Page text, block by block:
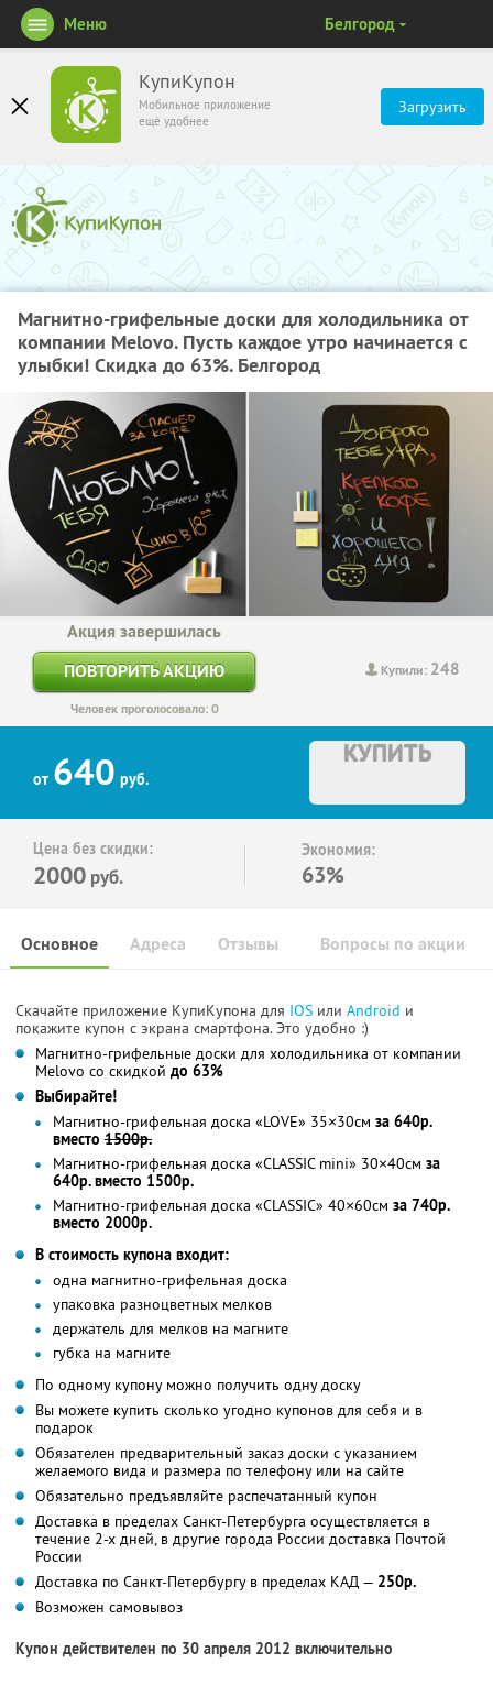
КупиКупон
Мобильное приложение
ещё удобнее
Загрузить
Меню Белгород
Магнитно-грифельные доски для холодильника от
компании Melovo. Пусть каждое утро начинается с
улыбки! Скидка до 63%. Белгород
Купили: 248
Акция завершилась
ПОВТОРИТЬ АКЦИЮ
Человек проголосовало: 0
от 640 руб.
КУПИТЬ
Цена без скидки:
2000 руб.
Экономия:
63%
Основное Отзывы Вопросы по акции
Адреса
Скачайте приложение КупиКупона для IOS или Android и
покажите купон с экрана смартфона. Это удобно :)
Магнитно-грифельные доски для холодильника от компании
Melovo со скидкой до 63%
Выбирайте!
Магнитно-грифельная доска «LOVE» 35×30см за 640р.
вместо 1500р.
Магнитно-грифельная доска «CLASSIC mini» 30×40см за
640р. вместо 1500р.
Магнитно-грифельная доска «CLASSIC» 40×60см за 740р.
вместо 2000р.
В стоимость купона входит:
одна магнитно-грифельная доска
упаковка разноцветных мелков
держатель для мелков на магните
губка на магните
По одному купону можно получить одну доску
Вы можете купить сколько угодно купонов для себя и в
подарок
Обязателен предварительный заказ доски с указанием
желаемого вида и размера по телефону или на сайте
Обязательно предъявляйте распечатанный купон
Доставка в пределах Санкт-Петербурга осуществляется в
течение 2-х дней, в другие города России доставка Почтой
России
Доставка по Санкт-Петербургу в пределах КАД — 250р.
Возможен самовывоз
Купон действителен по 30 апреля 2012 включительно